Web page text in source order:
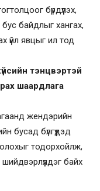
бүрдүүлэх,
байдлыг хангах,
үйл явцыг ил тод
тэнцвэртэй
шаардлага
жендэрийн
бусад бүлгүүдэд
тодорхойлж,
байх